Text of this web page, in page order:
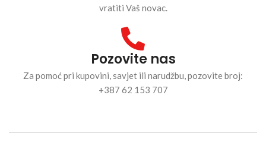
vratiti Vaš novac.
Pozovite nas
Za pomoć pri kupovini, savjet ili narudžbu, pozovite broj:
+387 62 153 707